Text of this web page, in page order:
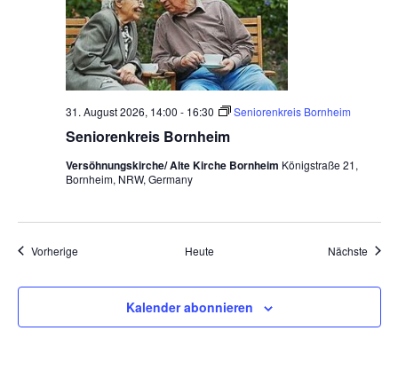
Seniorenkreis Bornheim
31. August 2026, 14:00 - 16:30 Seniorenkreis Bornheim
Versöhnungskirche/ Alte Kirche Bornheim Königstraße 21,
Bornheim, NRW, Germany
VorherigeVeranstaltungen Heute Nächste
Kalender abonnieren